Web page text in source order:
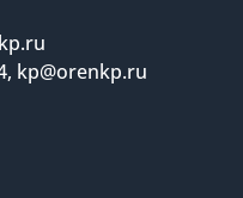
kp@orenkp.ru